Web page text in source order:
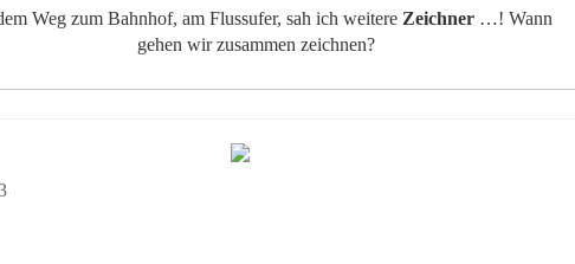
Weg zum Bahnhof, am Flussufer, sah ich weitere Zeichner…! Wann
gehen wir zusammen zeichnen?